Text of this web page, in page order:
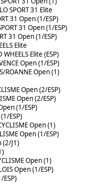
SPORT 31 Elite
31 Open (1/ESP)
31 Open (1/ESP)
31 Open (1/ESP)
Elite
Elite (ESP)
Open (1/ESP)
ROANNE Open (1)
Open (2/ESP)
Open (2/ESP)
(1/ESP)
ESP)
Open (1)
Open (1/ESP)
(2/J1)
Open (1)
Open (1/ESP)
ESP)